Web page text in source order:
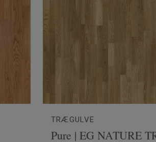
TRÆGULVE
Pure | EG NATURE